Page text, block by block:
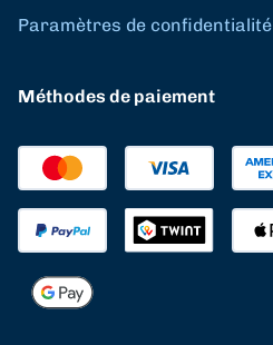
Paramètres de confidentialité
Méthodes de paiement